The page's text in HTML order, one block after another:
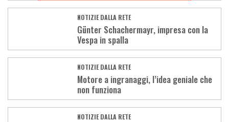
NOTIZIE DALLA RETE
Günter Schachermayr, impresa con la
Vespa in spalla
NOTIZIE DALLA RETE
Motore a ingranaggi, l’idea geniale che
non funziona
NOTIZIE DALLA RETE